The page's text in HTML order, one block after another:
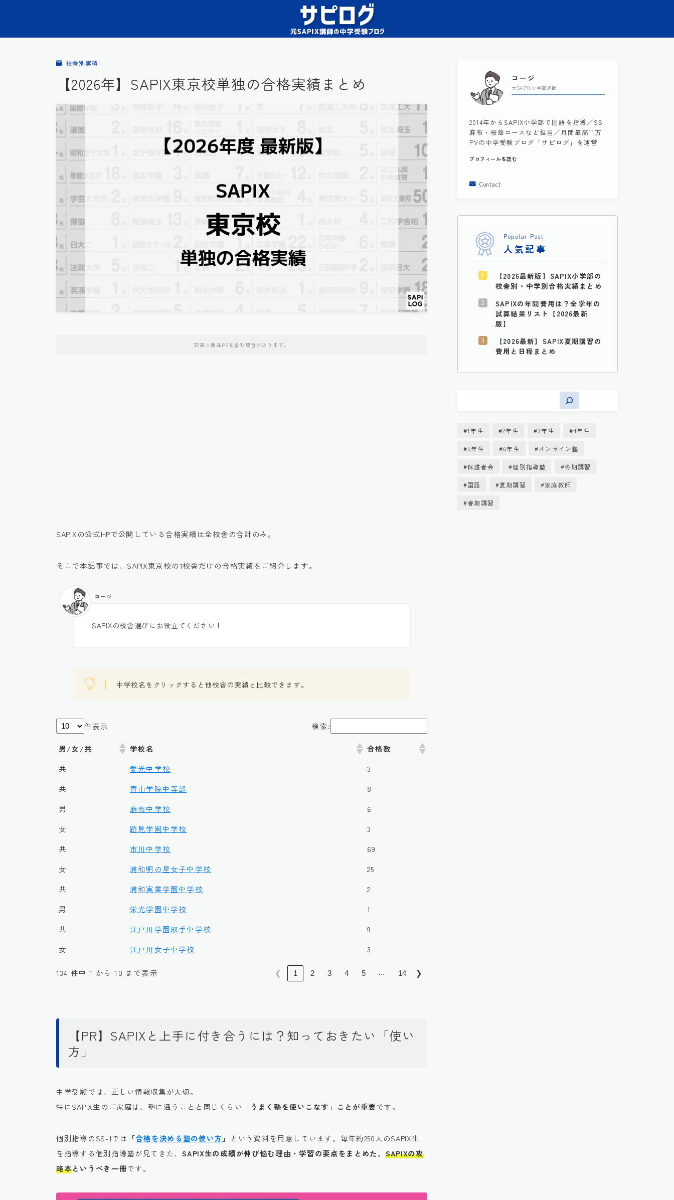
校舎別実績
【2026年】SAPIX東京校単独の合格実績まとめ
記事に商品PRを含む場合があります。
SAPIXの公式HPで公開している合格実績は全校舎の合計のみ。
そこで本記事では、SAPIX東京校の1校舎だけの合格実績をご紹介します。
SAPIXの校舎選びにお役立てください！
コージ
中学校名をクリックすると他校舎の実績と比較できます。
件表示 検索:
男/女/共 学校名
合格数
共
愛光中学校
3
共
青山学院中等部
8
男
麻布中学校
6
女
跡見学園中学校
3
共
市川中学校
69
女
浦和明の星女子中学校
25
共
浦和実業学園中学校
2
男
栄光学園中学校
1
共
江戸川学園取手中学校
9
女
江戸川女子中学校 3
134 件中 1 から 10 まで表示 ❮ 1 2 3 4 5 … 14 ❯
【PR】SAPIXと上手に付き合うには？知っておきたい「使い
方」
中学受験では、正しい情報収集が大切。
特にSAPIX生のご家庭は、塾に通うことと同じくらい 「うまく塾を使いこなす」ことが重要です。
個別指導のSS-1では 「合格を決める塾の使い方 」
という資料を用意しています。毎年約250人のSAPIX生
を指導する個別指導塾が見てきた、SAPIX生の成績が伸び悩む理由・学習の要点をまとめた、 SAPIXの攻
略本というべき一冊です。
コージ
元SAPIX小学部講師
2014年からSAPIX小学部で国語を指導／SS
麻布・桜蔭コースなど担当／月間最高11万
PVの中学受験ブログ「サピログ」を運営
プロフィールを読む
Contact
Popular Post
人気記事
【2026最新版】SAPIX小学部の
校舎別・中学別合格実績まとめ
SAPIXの年間費用は？全学年の
試算結果リスト【2026最新
版】
【2026最新】SAPIX夏期講習の
費用と日程まとめ
1年生 2年生 3年生 4年生
5年生 6年生 オンライン塾
保護者会 個別指導塾 冬期講習
国語 夏期講習 家庭教師
春期講習